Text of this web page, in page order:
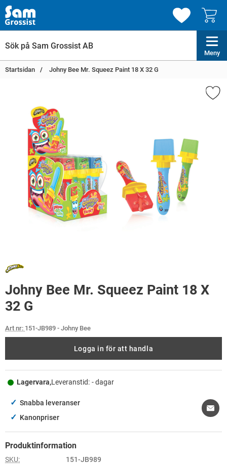
Meny
Startsidan Johny Bee Mr. Squeez Paint 18 X 32 G
Johny Bee Mr. Squeez Paint 18 X
32 G
Art nr: 151-JB989 - Johny Bee
Logga in för att handla
Lagervara,Leveranstid: - dagar
✓ Snabba leveranser
✓ Kanonpriser
Produktinformation
SKU:
151-JB989